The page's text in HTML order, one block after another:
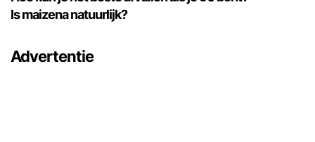
Is maizena natuurlijk?
Advertentie